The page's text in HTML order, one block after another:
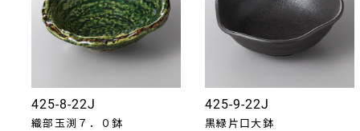
425-8-22J
織部玉渕７．０鉢
425-9-22J
黒緑片口大鉢